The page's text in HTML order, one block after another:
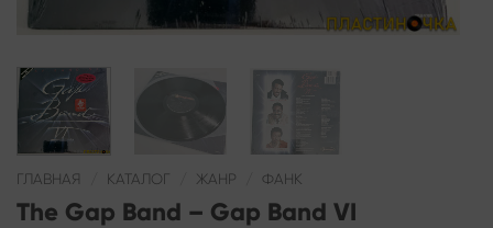
ГЛАВНАЯ КАТАЛОГ ЖАНР ФАНК
The Gap Band – Gap Band VI